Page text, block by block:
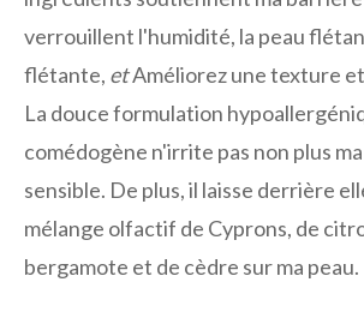
verrouillent l'humidité, la peau
flétante, etAméliorez une texture
La douce formulation
comédogène n'irrite pas non plus
sensible. De plus, il laisse derrière
mélange olfactif de Cyprons, de
bergamote et de cèdre sur ma peau.